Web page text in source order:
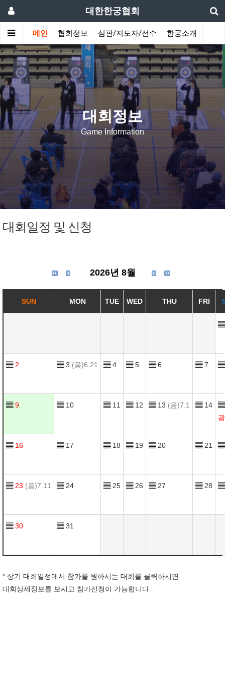
대한한궁협회
메인 협회정보 심판/지도자/선수 한궁소개
대회정보
Game Information
대회일정 및 신청
2026년 8월
SUN MON TUE WED THU FRI
▤
▤ 2 ▤ 3 (음)6.21 ▤ 4 ▤ 5 ▤ 6 ▤ 7 ▤
▤ 9 ▤ 10 ▤ 11 ▤ 12 ▤ 13 (음)7.1 ▤ 14
▤
▤ 16 ▤ 17 ▤ 18 ▤ 19 ▤ 20 ▤ 21 ▤
▤ 23 (음)7.11 ▤ 24 ▤ 25 ▤ 26 ▤ 27 ▤ 28 ▤
▤ 30 ▤ 31
* 상기 대회일정에서 참가를 원하시는 대회를 클릭하시면
대회상세정보를 보시고 참가신청이 가능합니다..